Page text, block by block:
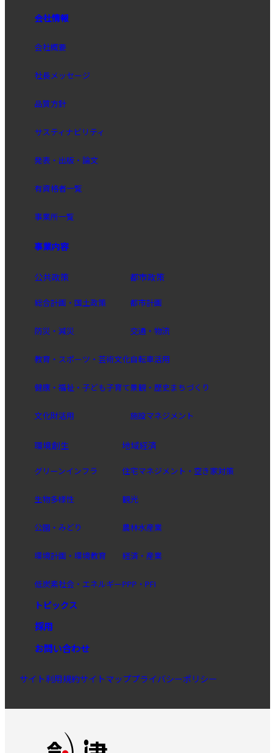
会社情報
会社概要
社長メッセージ
品質方針
サスティナビリティ
発表・出版・論文
有資格者一覧
事業所一覧
事業内容
公共政策
総合計画・国土政策
防災・減災
教育・スポーツ・芸術文化
健康・福祉・子ども子育て
文化財活用
都市政策
都市計画
交通・物流
自転車活用
景観・歴史まちづくり
施設マネジメント
環境創生
グリーンインフラ
生物多様性
公園・みどり
環境計画・環境教育
低炭素社会・エネルギー
地域経済
住宅マネジメント・空き家対策
観光
農林水産業
経済・産業
PPP・PFI
トピックス
採用
お問い合わせ
サイト利用規約サイトマッププライバシーポリシー